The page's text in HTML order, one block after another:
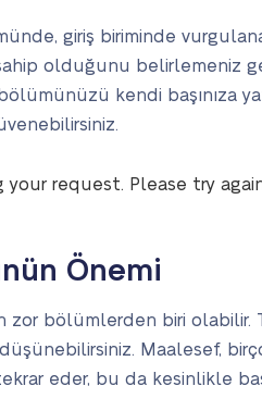
giriş biriminde
olduğunu belirlemeniz
bölümünüzü kendi başınıza
your request. Please try
Önemi
zor bölümlerden biri
düşünebilirsiniz. Maalesef,
eder, bu da kesinlikle